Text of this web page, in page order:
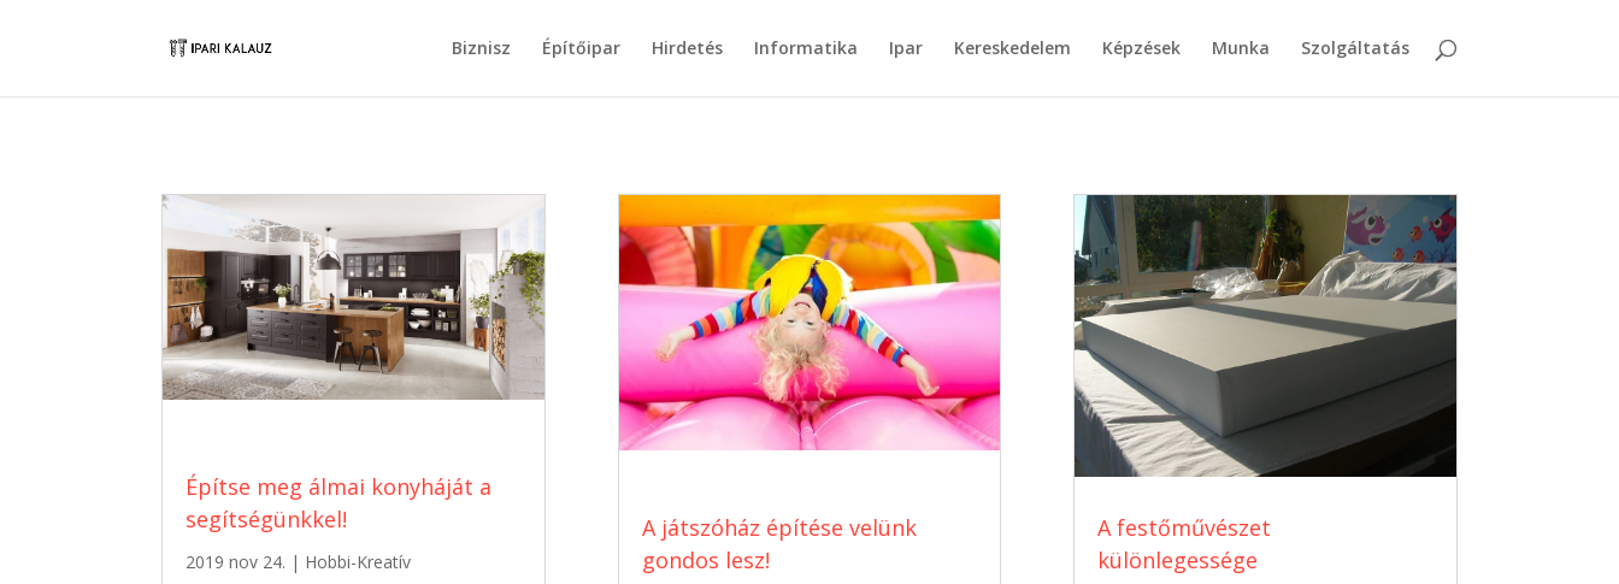
Biznisz Építőipar Hirdetés Informatika Ipar Kereskedelem Képzések Munka Szolgáltatás
Építse meg álmai konyháját a
segítségünkkel!
2019 nov 24. | Hobbi-Kreatív
A játszóház építése velünk
gondos lesz!
A festőművészet
különlegessége